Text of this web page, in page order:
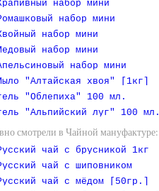
набор мини
набор мини
набор мини
набор мини
набор мини
"Алтайская хвоя" [1кг]
"Облепиха" 100 мл.
"Альпийский луг" 100 мл.
смотрели в Чайной мануфактуре:
чай с брусникой 1кг
чай с шиповником
чай с мёдом [50гр.]